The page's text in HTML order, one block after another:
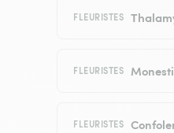
FLEURISTES
FLEURISTES
FLEURISTES